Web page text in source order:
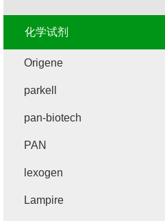
化学试剂
Origene
parkell
pan-biotech
PAN
lexogen
Lampire